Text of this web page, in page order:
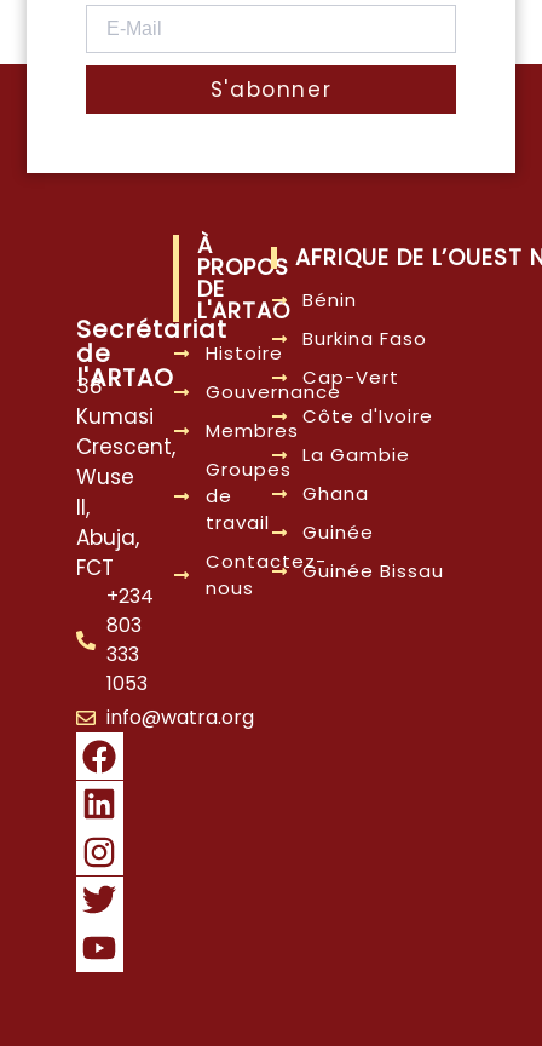
S'abonner
Secrétariat
de
l'ARTAO
38
Kumasi
Crescent,
Wuse
II,
Abuja,
FCT
+234
803
333
1053
info@watra.org
À
PROPOS
DE
L'ARTAO
Histoire
Gouvernance
Membres
Groupes
de
travail
Contactez-
nous
AFRIQUE DE L’OUEST
Bénin
Burkina Faso
Cap-Vert
Côte d'Ivoire
La Gambie
Ghana
Guinée
Guinée Bissau